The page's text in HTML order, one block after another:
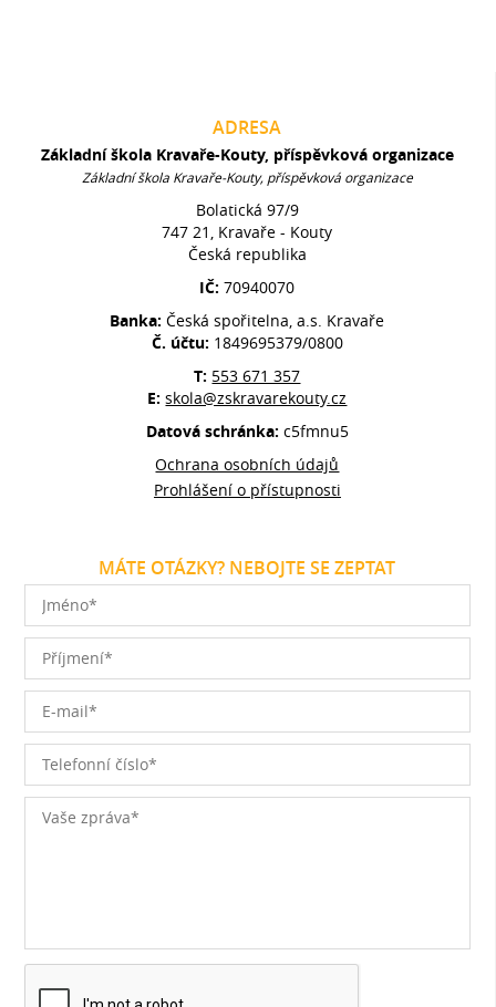
ADRESA
Základní škola Kravaře-Kouty, příspěvková organizace
Základní škola Kravaře-Kouty, příspěvková organizace
Bolatická 97/9
747 21, Kravaře - Kouty
Česká republika
IČ:70940070
Banka:Česká spořitelna, a.s. Kravaře
Č. účtu: 1849695379/0800
T: 553 671 357
E:skola@zskravarekouty.cz
Datová schránka: c5fmnu5
Ochrana osobních údajů
Prohlášení o přístupnosti
MÁTE OTÁZKY? NEBOJTE SE ZEPTAT